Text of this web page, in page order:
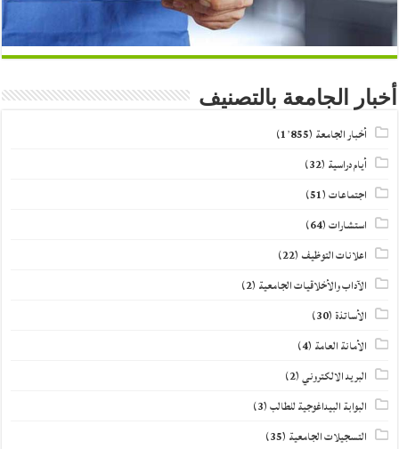
أخبار الجامعة بالتصنيف
أخبار الجامعة (1٬855)
أيام دراسية (32)
اجتماعات(51)
استشارات(64)
اعلانات التوظيف (22)
الآداب والأخلاقيات الجامعية (2)
الأساتذة(30)
الأمانة العامة (4)
البريد الالكتروني(2)
البوابة البيداغوجية للطالب(3)
التسجيلات الجامعية (35)